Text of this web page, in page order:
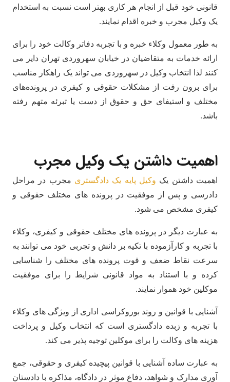
قانونی خود قبل از انجام هر کاری بهتر است نسبت به استخدام
یک وکیل مجرب و خبره اقدام نمایند.
به طور معمول وکلاء خبره و با تجربه دفاتر وکالت خود را برای
ارائه خدمات به متقاضیان در خیابان سهروردی تهران دایر می
کنند لذا انتخاب وکیل در سهروردی می تواند یک راهکار مناسب
برای برون رفت از مشکلات حقوقی و کیفری در پرونده‌های
مختلف و استیفای حق و حقوق از دست یا تبرئه متهم رفته
باشد.
اهمیت داشتن یک وکیل مجرب
اهمیت داشتن یک وکیل پایه یک دادگستری مجرب در مراحل
دادرسی و پس از موفقیت در پرونده های مختلف حقوقی و
کیفری مشخص می شود.
به عبارت دیگر در پرونده های مختلف حقوقی و کیفری، وکلاء
با تجربه و کارآزموده با تکیه بر دانش و تجربی خود می توانند به
سرعت نقاط ضعف و قوت پرونده های مختلف را شناسایی
کرده و با استناد به مواد قانونی شرایط را برای موفقیت
موکلین خود هموار نمایند.
آشنایی با قوانین و روند بوروکراسی اداری از ویژگی های وکلاء
با تجربه و زبده دادگستری است که انتخاب وکیل و پرداخت
هزینه های وکالت را برای موکلین توجیه پذیر می کند.
به عبارت ساده آشنایی با قوانین پیچیده کیفری و حقوقی، جمع
آوری مدارک و شواهد، دفاع موثر در دادگاه، مذاکره با دادستان